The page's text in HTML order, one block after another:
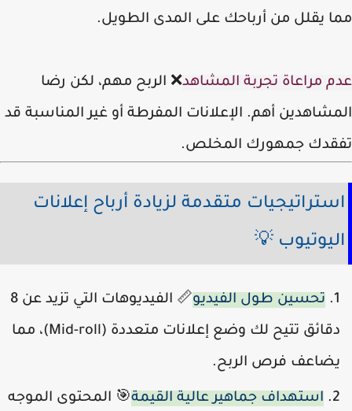
يقلل من أرباحك على المدى الطويل.
مراعاة تجربة المشاهد❌ الربح مهم، لكن رضا
أهم. الإعلانات المفرطة أو غير المناسبة قد
جمهورك المخلص.
متقدمة لزيادة أرباح إعلانات
💡
تحسين طول الفيديو
📏 الفيديوهات التي تزيد عن 8
دقائق تتيح لك وضع إعلانات متعددة (Mid-roll)، مما
فرص الربح.
استهداف جماهير عالية القيمة🎯 المحتوى الموجه